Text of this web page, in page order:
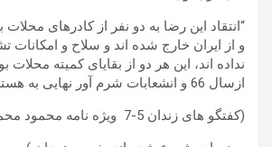
“انتقاد این رضا به دو نفر از کادرهای محلات
و از ایران خارج شده اند و سلاح و امکانات
نداده اند، این هر دو از بقایای کمیته محلات
ازسال 66 و انشعابات شرم آور نهایی به هسته اقلیت پیوستند”
(کفتگو های زندان 5-7 ویژه نامه محمود محمودی، صفحه 264